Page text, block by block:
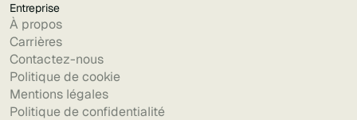
Entreprise
À propos
Carrières
Contactez-nous
Politique de cookie
Mentions légales
Politique de confidentialité